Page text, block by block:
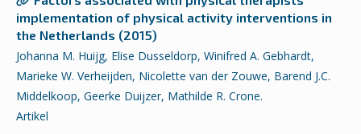
implementation of physical activity interventions in
the Netherlands (2015)
Johanna M. Huijg, Elise Dusseldorp, Winifred A. Gebhardt,
Marieke W. Verheijden, Nicolette van der Zouwe, Barend J.C.
Middelkoop, Geerke Duijzer, Mathilde R. Crone.
Artikel